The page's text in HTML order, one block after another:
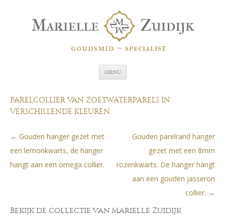
Menu Spring naar de inhoud
PARELCOLLIER VAN ZOETWATERPARELS IN
VERSCHILLENDE KLEUREN.
Berichtnavigatie
← Gouden hanger gezet met
een lemonkwarts, de hanger
hangt aan een omega collier.
Gouden parelrand hanger
gezet met een 8mm
rozenkwarts. De hanger hangt
aan een gouden jasseron
collier. →
Bekijk de collectie van Marielle Zuidijk